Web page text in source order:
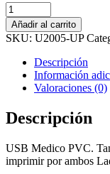
U2005-
UP
Usb
Medico
cantidad
Añadir al carrito
SKU: U2005-UP
Descripción
Información
Valoraciones (0)
Descripción
USB Medico PVC.
imprimir por ambos